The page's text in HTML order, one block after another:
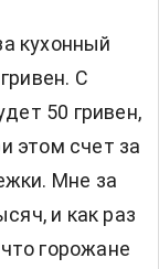
кухонный
С
50 гривен,
этом счет за
Мне за
и как раз
горожане